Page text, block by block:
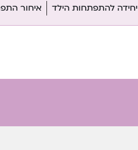
יחידה להתפתחות הילד איחור